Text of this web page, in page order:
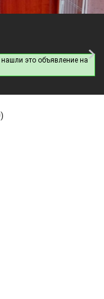
это объявление на